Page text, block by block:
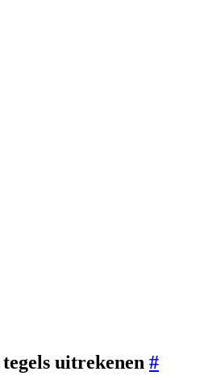
uitrekenen #